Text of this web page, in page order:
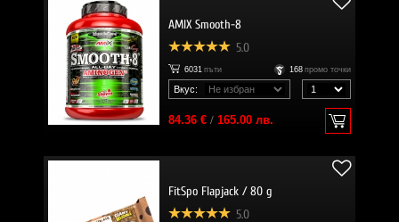
AMIX Smooth-8
5.0
6031 пъти 168 промо точки
Вкус:
84.36 €/ 165.00 лв.
FitSpo Flapjack / 80 g
5.0